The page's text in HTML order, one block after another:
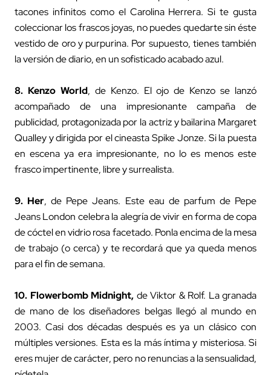
tacones infinitos como el Carolina Herrera. Si te gusta
coleccionar los frascos joyas, no puedes quedarte sin éste
vestido de oro y purpurina. Por supuesto, tienes también
la versión de diario, en un sofisticado acabado azul.
8. Kenzo World, de Kenzo. El ojo de Kenzo se lanzó
acompañado de una impresionante campaña de
publicidad, protagonizada por la actriz y bailarina Margaret
Qualley y dirigida por el cineasta Spike Jonze. Si la puesta
en escena ya era impresionante, no lo es menos este
frasco impertinente, libre y surrealista.
9. Her, de Pepe Jeans. Este eau de parfum de Pepe
Jeans London celebra la alegría de vivir en forma de copa
de cóctel en vidrio rosa facetado. Ponla encima de la mesa
de trabajo (o cerca) y te recordará que ya queda menos
para el fin de semana.
10. Flowerbomb Midnight, de Viktor & Rolf. La granada
de mano de los diseñadores belgas llegó al mundo en
2003. Casi dos décadas después es ya un clásico con
múltiples versiones. Esta es la más íntima y misteriosa. Si
eres mujer de carácter, pero no renuncias a la sensualidad,